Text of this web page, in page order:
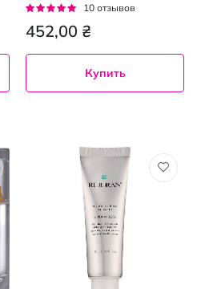
против морщин 40 мл
Рейтинг:
10 отзывов
452,00 ₴
Купить